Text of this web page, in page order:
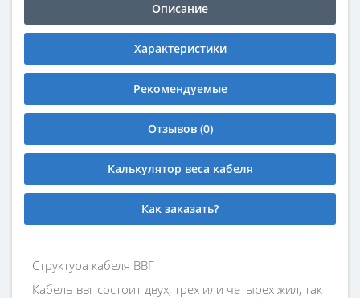
Описание
Характеристики
Рекомендуемые
Отзывов (0)
Калькулятор веса кабеля
Как заказать?
Структура кабеля ВВГ
Кабель ввг состоит двух, трех или четырех жил, так